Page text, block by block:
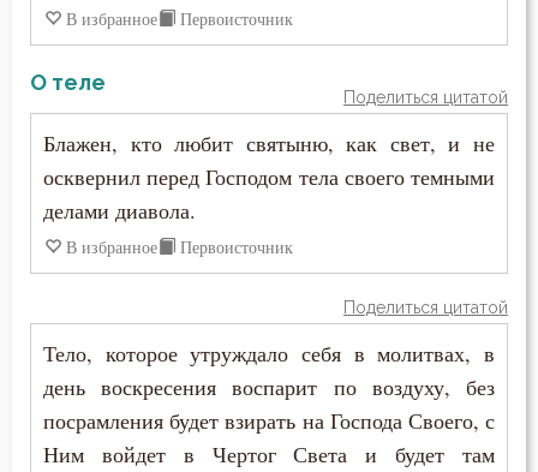
Любовь
Любовь Божия
Любовь к Богу
Месть
Мечта
Мир
Молитва
Симеон Солунский
Тихон Задонский
Феогност
Феодор Студит
Феодорит Кирский
Феолипт Филадельфийский
Феофан Затворник
В избранное Первоисточник
О теле
Поделиться цитатой
Блажен, кто любит святыню, как свет, и не
осквернил перед Господом тела своего темными
делами диавола.
В избранное Первоисточник
Поделиться цитатой
Тело, которое утруждало себя в молитвах, в
день воскресения воспарит по воздуху, без
посрамления будет взирать на Господа Своего, с
Ним войдет в Чертог Света и будет там